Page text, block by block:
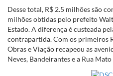
Desse total, R$ 2.5 milhões são
milhões obtidas pelo prefeito
Estado. A diferença é custeada
contrapartida. Com os primeiros
Obras e Viação recapeou as
Neves, Bandeirantes e a Rua